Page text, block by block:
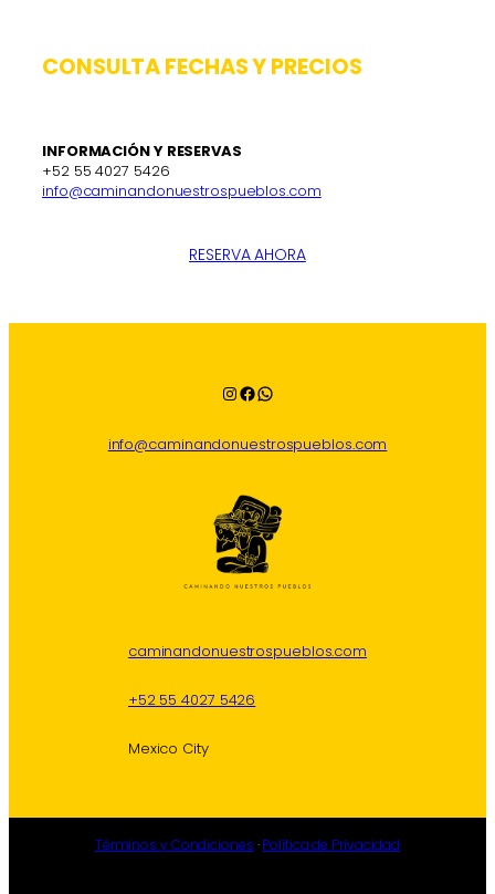
CONSULTA FECHAS Y PRECIOS
INFORMACIÓN Y RESERVAS
+52 55 4027 5426
info@caminandonuestrospueblos.com
RESERVA AHORA
InstagramFacebook WhatsApp
info@caminandonuestrospueblos.com
caminandonuestrospueblos.com
+52 55 4027 5426
Mexico City
Términos y Condiciones ·Política de Privacidad